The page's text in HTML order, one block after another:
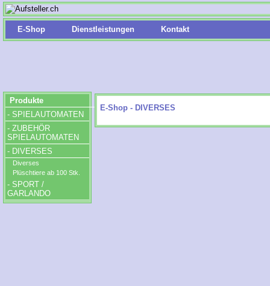
Produkte
- SPIELAUTOMATEN
- ZUBEHÖR
SPIELAUTOMATEN
- DIVERSES
Diverses
Plüschtiere ab 100 Stk.
- SPORT /
GARLANDO
E-Shop - DIVERSES
E-Shop Dienstleistungen Kontakt